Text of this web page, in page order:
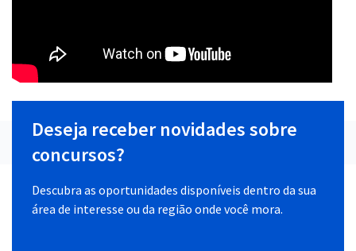
Deseja receber novidades sobre
concursos?
Descubra as oportunidades disponíveis dentro da sua
área de interesse ou da região onde você mora.